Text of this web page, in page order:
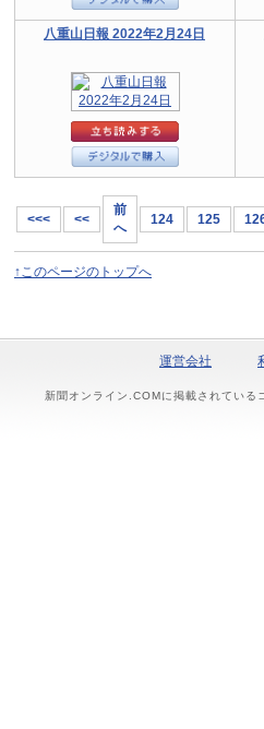
八重山日報 2022年2月24日
<<< <<
前
へ
124 125
↑このページのトップへ
運営会社
新聞オンライン.COMに掲載されている